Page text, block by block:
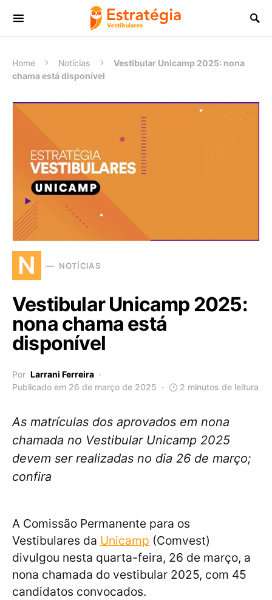
Procurar:
Home Notícias
Vestibular Unicamp 2025: nona
chama está disponível
N NOTÍCIAS
Vestibular Unicamp 2025:
nona chama está
disponível
Por Larrani Ferreira
Publicado em 26 de março de 2025
2 minutos de leitura
As matrículas dos aprovados em nona
chamada no Vestibular Unicamp 2025
devem ser realizadas no dia 26 de março;
confira
A Comissão Permanente para os
Vestibulares da Unicamp (Comvest)
divulgou nesta quarta-feira, 26 de março, a
nona chamada do vestibular 2025, com 45
candidatos convocados.